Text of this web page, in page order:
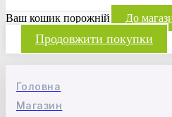
Ваш кошик порожній До
Продовжити покупки
Головна
Магазин